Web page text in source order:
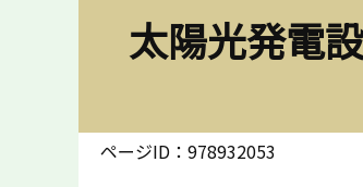
太陽光発電
ページID：978932053